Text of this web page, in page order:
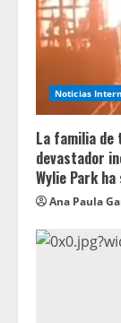
Noticias
La familia de
devastador
Wylie Park
Ana Paula